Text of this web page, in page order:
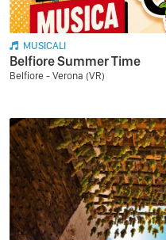
MUSICALI
Belfiore Summer Time
Belfiore - Verona (VR)